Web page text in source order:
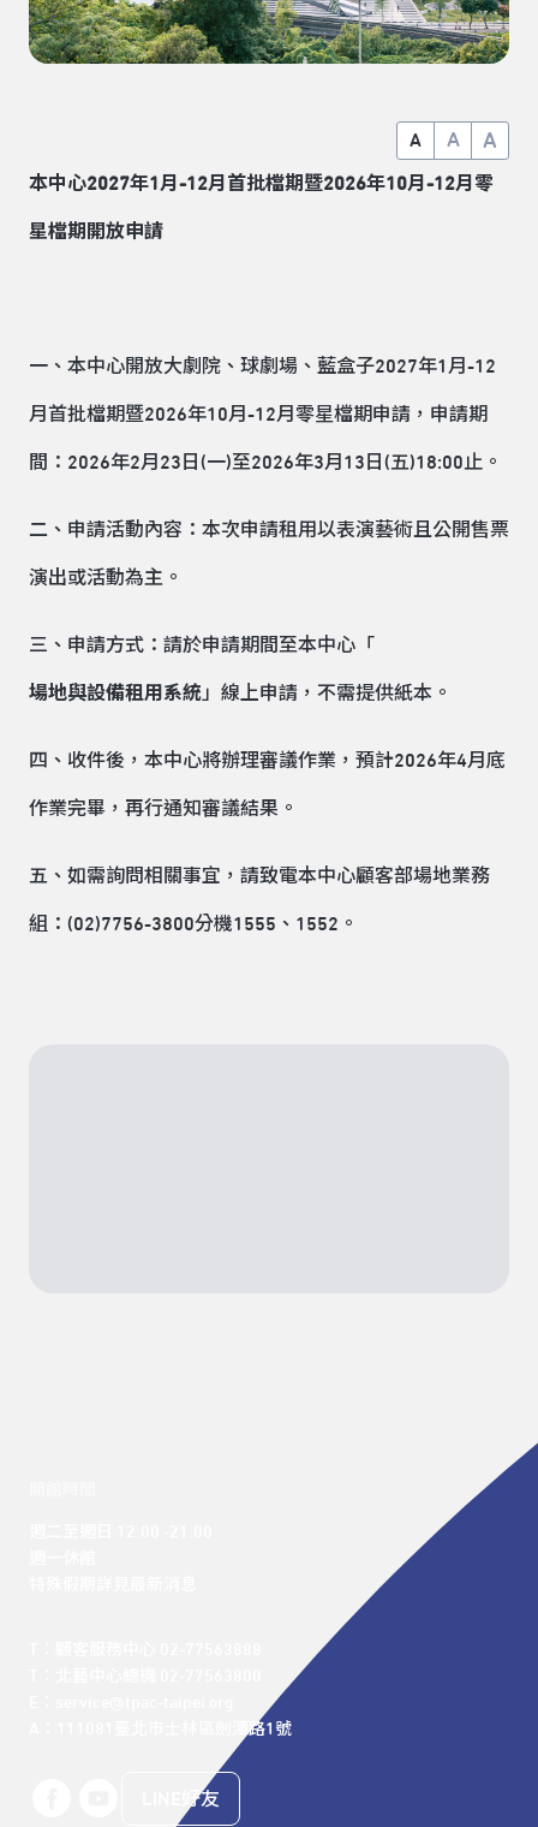
A A A
本中心2027年1月-12月首批檔期暨2026年10月-12月零
星檔期開放申請
一、本中心開放大劇院、球劇場、藍盒子2027年1月-12
月首批檔期暨2026年10月-12月零星檔期申請，申請期
間：2026年2月23日(一)至2026年3月13日(五)18:00止。
二、申請活動內容：本次申請租用以表演藝術且公開售票
演出或活動為主。
三、申請方式：請於申請期間至本中心「
場地與設備租用系統」線上申請，不需提供紙本。
四、收件後，本中心將辦理審議作業，預計2026年4月底
作業完畢，再行通知審議結果。
五、如需詢問相關事宜，請致電本中心顧客部場地業務
組：(02)7756-3800分機1555、1552。
A：111081臺北市士林區劍潭路1號
LINE好友